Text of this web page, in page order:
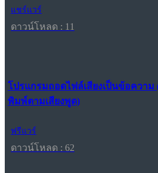
แชร์แวร์
ดาวน์โหลด : 11
โปรแกรมถอดไฟล์เสียงเป็นข้อควา
พิมพ์ตามเสียงพูด)
ฟรีแวร์
ดาวน์โหลด : 62